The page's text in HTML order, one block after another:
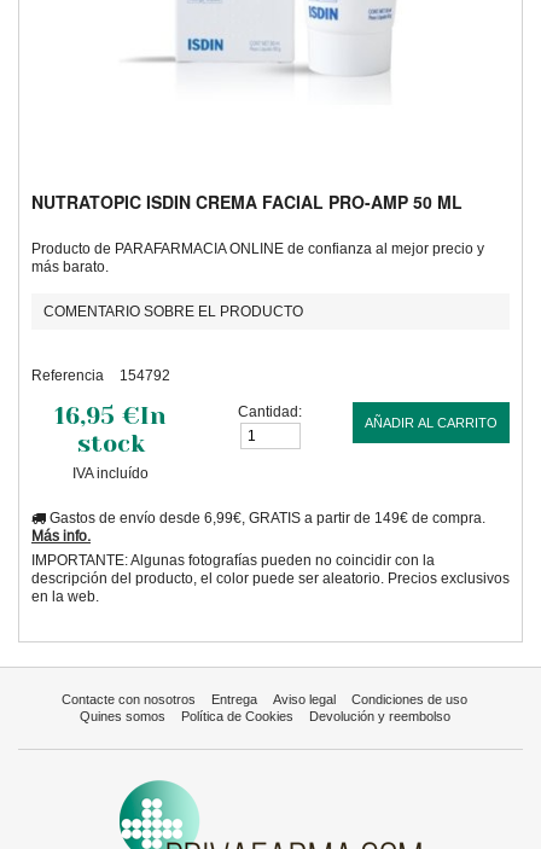
NUTRATOPIC ISDIN CREMA FACIAL PRO-AMP 50 ML
Producto de PARAFARMACIA ONLINE de confianza al mejor precio y
más barato.
COMENTARIO SOBRE EL PRODUCTO
Referencia 154792
16,95 €In
stock
IVA incluído
Cantidad:
AÑADIR AL CARRITO
Gastos de envío desde 6,99€, GRATIS a partir de 149€ de compra.
Más info.
IMPORTANTE: Algunas fotografías pueden no coincidir con la
descripción del producto, el color puede ser aleatorio. Precios exclusivos
en la web.
Contacte con nosotros Entrega Aviso legal
Condiciones de uso
Quines somos
Política de Cookies Devolución y reembolso